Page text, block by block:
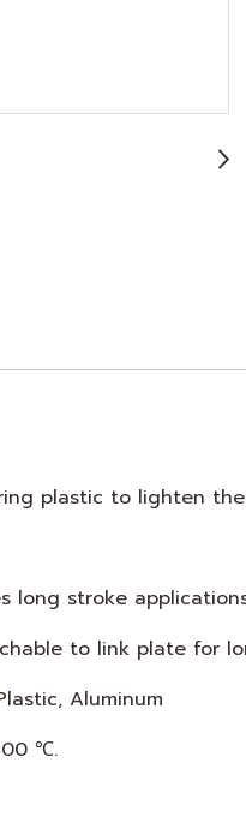
plastic to lighten
long stroke
to link plate for
Aluminum
℃.